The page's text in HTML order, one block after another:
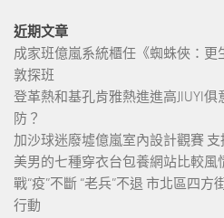
近期文章
成家班億嵐系統櫃任《蜘蛛俠：更
敦探班
登革熱和基孔肯雅熱進進高JIUYI
防？
加沙球迷廢墟億嵐室內設計觀賽
美男的七種穿衣台包養網站比較風
戰“疫”不斷 “老兵”不退 市北區四
行動